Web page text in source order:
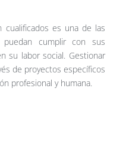
cualificados es una de las
cumplir con sus
su labor social. Gestionar
de proyectos específicos
profesional y humana.